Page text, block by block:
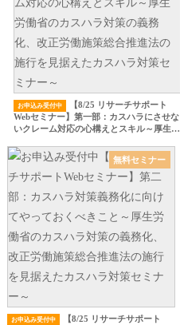
お申込み受付中
【8/25 リサーチサポート
Webセミナー】第一部：カスハラにさせな
いクレーム対応の心構えとスキル～厚生労
策総合推進法の施行を見据えたカスハラ対
策セミナー～
無料セミナー
お申込み受付中
【8/25 リサーチサポート